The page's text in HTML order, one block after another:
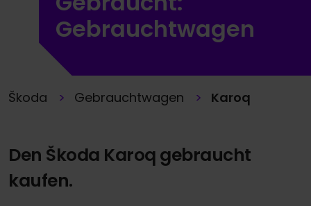
Gebrauchtwagen
Škoda Gebrauchtwagen Karoq
Den Škoda Karoq gebraucht
kaufen.